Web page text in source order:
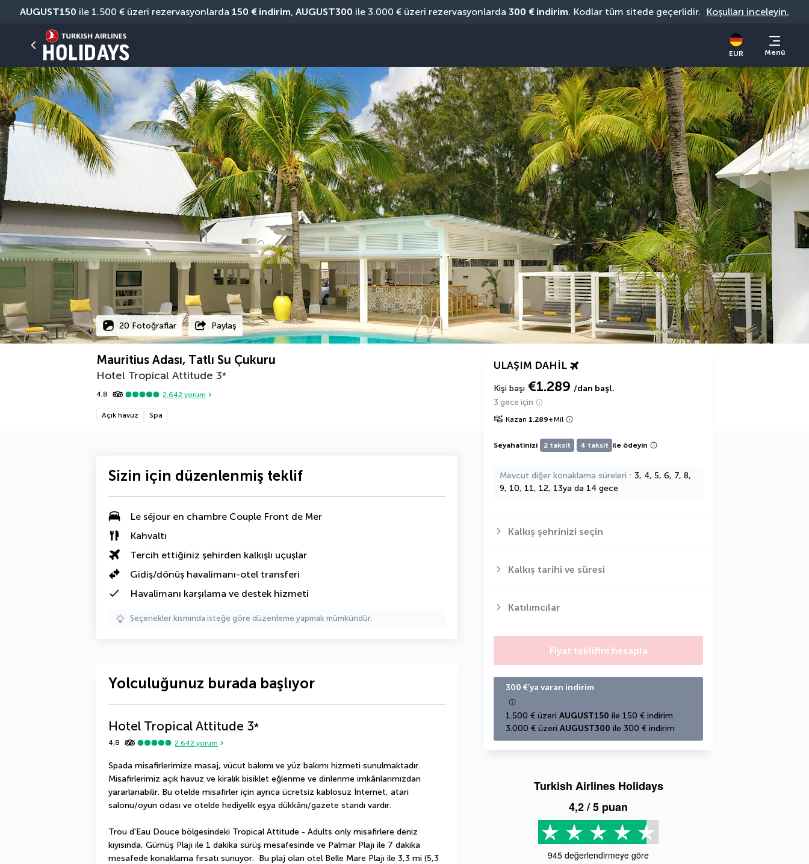
AUGUST150 ile 1.500 € üzeri rezervasyonlarda 150 € indirim, AUGUST300 ile 3.000 € üzeri rezervasyonlarda 300 € indirim. Kodlar tüm sitede geçerlidir. Koşulları inceleyin.
EUR Menü
20 Fotoğraflar Paylaş
Mauritius Adası, Tatlı Su Çukuru
Hotel Tropical Attitude 3*
4,8 2.642 yorum
Açık havuz Spa
ULAŞIM DAHIL
Kişi başı €1.289 /dan başl.
3 gece için
Kazan 1.289+Mil
Seyahatinizi 2 taksit 4 taksit ile ödeyin
Mevcut diğer konaklama süreleri
3, 4, 5, 6, 7, 8,
9, 10, 11, 12, 13ya da 14 gece
Kalkış şehrinizi seçin
Kalkış tarihi ve süresi
Katılımcılar
Fiyat teklifini hesapla
300 €’ya varan indirim
1.500 € üzeri AUGUST150 ile 150 € indirim
3.000 € üzeri AUGUST300 ile 300 € indirim
Turkish Airlines Holidays
4,2/ 5 puan
945 değerlendirmeye göre
Sizin için düzenlenmiş teklif
Le séjour en chambre Couple Front de Mer
Kahvaltı
Tercih ettiğiniz şehirden kalkışlı uçuşlar
Gidiş/dönüş havalimanı-otel transferi
Havalimanı karşılama ve destek hizmeti
Seçenekler kısmında isteğe göre düzenleme yapmak mümkündür.
Yolculuğunuz burada başlıyor
Hotel Tropical Attitude 3*
4,8 2.642 yorum
Spada misafirlerimize masaj, vücut bakımı ve yüz bakımı hizmeti sunulmaktadır.
Misafirlerimiz açık havuz ve kiralık bisiklet eğlenme ve dinlenme imkânlarımızdan
yararlanabilir. Bu otelde misafirler için ayrıca ücretsiz kablosuz İnternet, atari
salonu/oyun odası ve otelde hediyelik eşya dükkânı/gazete standı vardır.
Trou d'Eau Douce bölgesindeki Tropical Attitude - Adults only misafirlere deniz
kıyısında, Gümüş Plajı ile 1 dakika sürüş mesafesinde ve Palmar Plajı ile 7 dakika
mesafede konaklama fırsatı sunuyor.  Bu plaj olan otel Belle Mare Plajı ile 3,3 mi (5,3